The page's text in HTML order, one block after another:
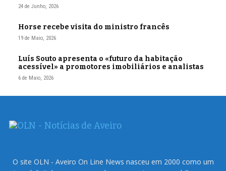
24 de Junho, 2026
Horse recebe visita do ministro francês
19 de Maio, 2026
Luís Souto apresenta o «futuro da habitação
acessível» a promotores imobiliários e analistas
6 de Maio, 2026
O site OLN - Aveiro On Line News nasceu em 2000 como um